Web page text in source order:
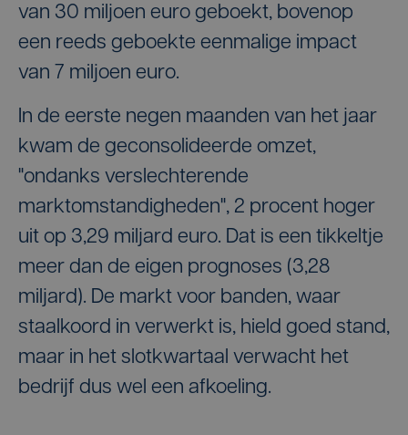
van 30 miljoen euro geboekt, bovenop
een reeds geboekte eenmalige impact
van 7 miljoen euro.
In de eerste negen maanden van het jaar
kwam de geconsolideerde omzet,
"ondanks verslechterende
marktomstandigheden", 2 procent hoger
uit op 3,29 miljard euro. Dat is een tikkeltje
meer dan de eigen prognoses (3,28
miljard). De markt voor banden, waar
staalkoord in verwerkt is, hield goed stand,
maar in het slotkwartaal verwacht het
bedrijf dus wel een afkoeling.